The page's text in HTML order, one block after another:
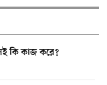
কি কাজ করে?